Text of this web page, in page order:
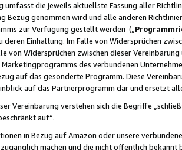
umfasst die jeweils aktuellste Fassung aller
Bezug genommen wird und alle anderen
zur Verfügung gestellt werden („
deren Einhaltung. Im Falle von Widersprüchen
von Widersprüchen zwischen dieser
des verbundenen
auf das gesonderte Programm. Diese
auf das Partnerprogramm dar und ersetzt
Vereinbarung verstehen sich die Begriffe
auf“.
in Bezug auf Amazon oder unsere
machen und die nicht öffentlich